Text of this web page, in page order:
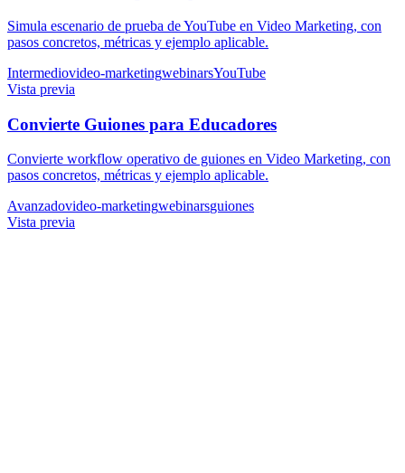
Simula escenario de prueba de YouTube en Video Marketing, con
pasos concretos, métricas y ejemplo aplicable.
Intermediovideo-marketingwebinarsYouTube
Vista previa
Convierte Guiones para Educadores
Convierte workflow operativo de guiones en Video Marketing, con
pasos concretos, métricas y ejemplo aplicable.
Avanzadovideo-marketingwebinarsguiones
Vista previa